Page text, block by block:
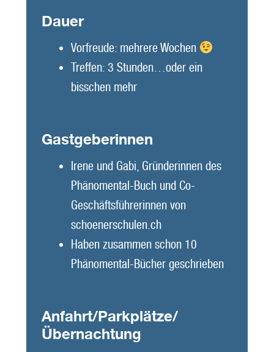
Dauer
Vorfreude: mehrere Wochen
Treffen: 3 Stunden…oder ein
bisschen mehr
Gastgeberinnen
Irene und Gabi, Gründerinnen des
Phänomental-Buch und Co-
Geschäftsführerinnen von
schoenerschulen.ch
Haben zusammen schon 10
Phänomental-Bücher geschrieben
Anfahrt/Parkplätze/
Übernachtung